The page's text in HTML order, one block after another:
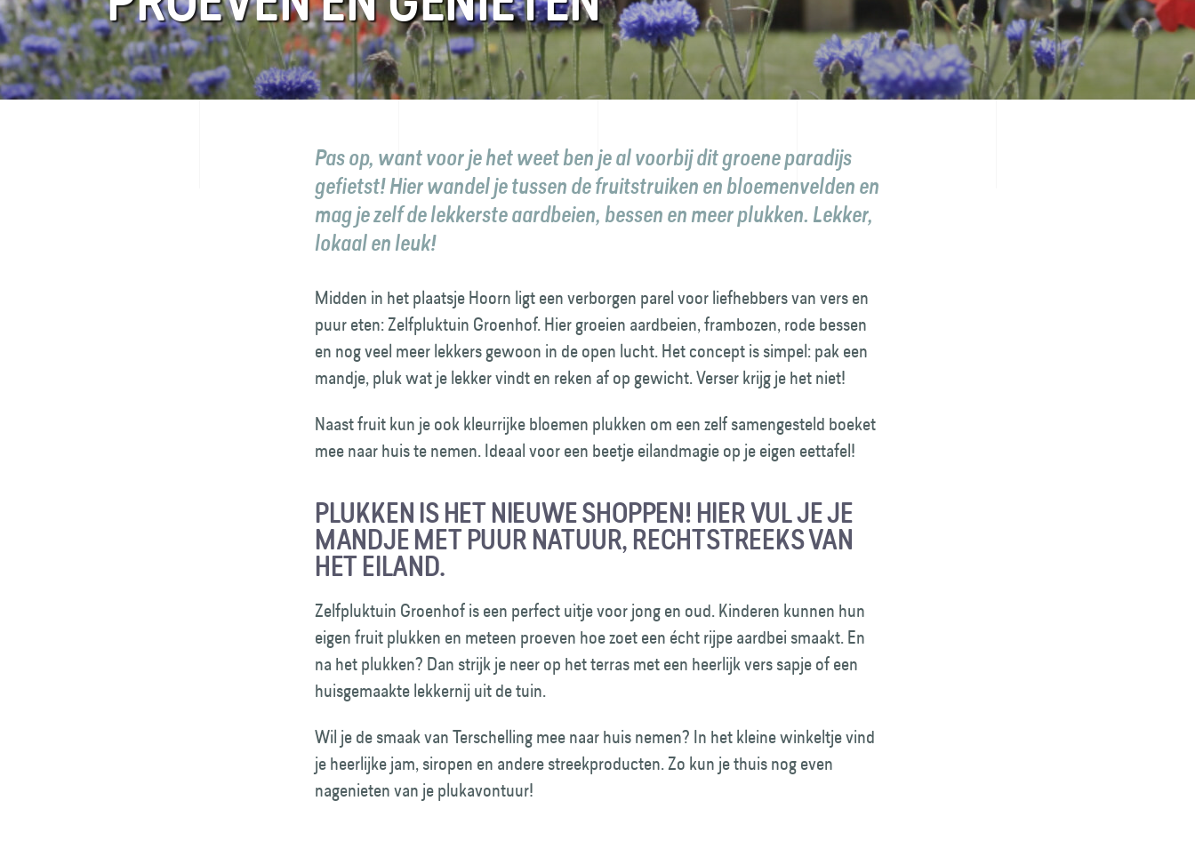
FAQ
Pas op, want voor je het weet ben je al voorbij dit groene paradijs
gefietst! Hier wandel je tussen de fruitstruiken en bloemenvelden en
mag je zelf de lekkerste aardbeien, bessen en meer plukken. Lekker,
lokaal en leuk!
Midden in het plaatsje Hoorn ligt een verborgen parel voor liefhebbers van vers en
puur eten: Zelfpluktuin Groenhof. Hier groeien aardbeien, frambozen, rode bessen
en nog veel meer lekkers gewoon in de open lucht. Het concept is simpel: pak een
mandje, pluk wat je lekker vindt en reken af op gewicht. Verser krijg je het niet!
Naast fruit kun je ook kleurrijke bloemen plukken om een zelf samengesteld boeket
mee naar huis te nemen. Ideaal voor een beetje eilandmagie op je eigen eettafel!
PLUKKEN IS HET NIEUWE SHOPPEN! HIER VUL JE JE
MANDJE MET PUUR NATUUR, RECHTSTREEKS VAN
HET EILAND.
Zelfpluktuin Groenhof is een perfect uitje voor jong en oud. Kinderen kunnen hun
eigen fruit plukken en meteen proeven hoe zoet een écht rijpe aardbei smaakt. En
na het plukken? Dan strijk je neer op het terras met een heerlijk vers sapje of een
huisgemaakte lekkernij uit de tuin.
Wil je de smaak van Terschelling mee naar huis nemen? In het kleine winkeltje vind
je heerlijke jam, siropen en andere streekproducten. Zo kun je thuis nog even
nagenieten van je plukavontuur!